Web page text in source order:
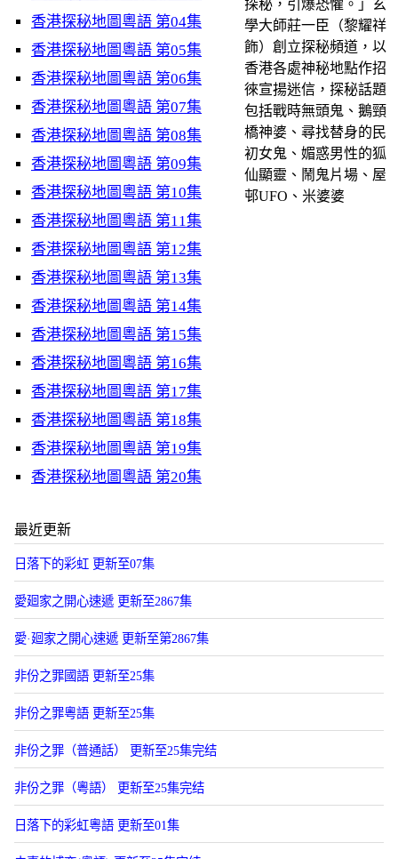
香港探秘地圖粵語 第04集
香港探秘地圖粵語 第05集
香港探秘地圖粵語 第06集
香港探秘地圖粵語 第07集
香港探秘地圖粵語 第08集
香港探秘地圖粵語 第09集
香港探秘地圖粵語 第10集
香港探秘地圖粵語 第11集
香港探秘地圖粵語 第12集
香港探秘地圖粵語 第13集
香港探秘地圖粵語 第14集
香港探秘地圖粵語 第15集
香港探秘地圖粵語 第16集
香港探秘地圖粵語 第17集
香港探秘地圖粵語 第18集
香港探秘地圖粵語 第19集
香港探秘地圖粵語 第20集
探秘，引爆恐懼。」玄
學大師莊一臣（黎耀祥
飾）創立探秘頻道，以
香港各處神秘地點作招
徠宣揚迷信，探秘話題
包括戰時無頭鬼、鵝頸
橋神婆、尋找替身的民
初女鬼、媚惑男性的狐
仙顯靈、鬧鬼片場、屋
邨UFO、米婆婆
最近更新
日落下的彩虹 更新至07集
愛廻家之開心速遞 更新至2867集
愛·廻家之開心速遞 更新至第2867集
非份之罪國語 更新至25集
非份之罪粵語 更新至25集
非份之罪（普通話） 更新至25集完结
非份之罪（粵語） 更新至25集完结
日落下的彩虹粵語 更新至01集